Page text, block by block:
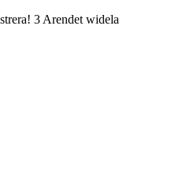
3 Arendet widela